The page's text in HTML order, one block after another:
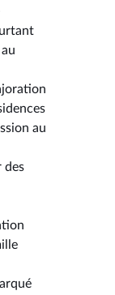
au
des